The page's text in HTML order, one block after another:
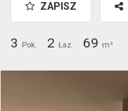
ZAPISZ
3 Pok. 2 Łaz. 69 m²